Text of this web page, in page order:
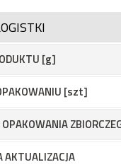
[g]
[szt]
AKTUALIZACJA